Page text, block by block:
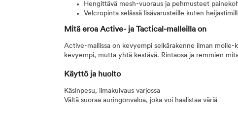
Hengittävä mesh-vuoraus ja pehmusteet
Velcropinta selässä lisävarusteille kuten
Mitä eroa Active- ja Tactical-malleilla on
Active-mallissa on kevyempi selkärakenne ilman molle-
kevyempi, mutta yhtä kestävä. Rintaosa ja remmien
Käyttö ja huolto
Käsinpesu, ilmakuivaus varjossa
Vältä suoraa auringonvaloa, joka voi haalistaa väriä